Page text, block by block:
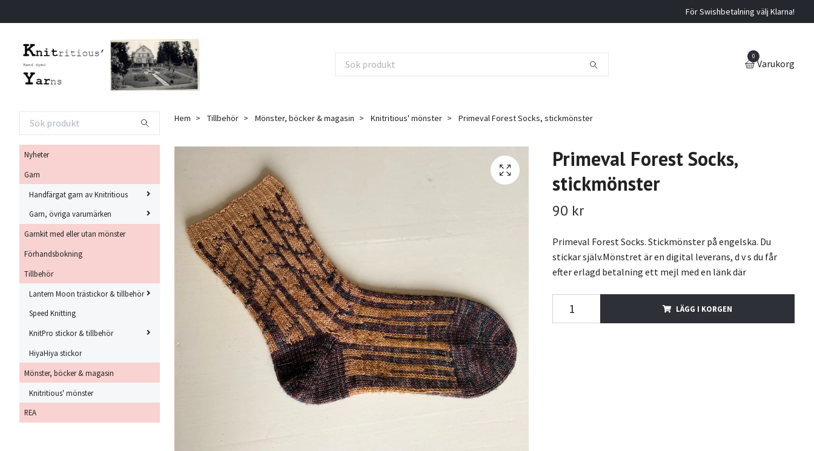
För Swishbetalning välj Klarna!
0
Varukorg
Nyheter
Garn
Handfärgat garn av Knitritious
Garn, övriga varumärken
Garnkit med eller utan mönster
Förhandsbokning
Tillbehör
Lantern Moon trästickor & tillbehör
Speed Knitting
KnitPro stickor & tillbehör
HiyaHiya stickor
Mönster, böcker & magasin
Knitritious' mönster
REA
Hem Tillbehör Mönster, böcker & magasin Knitritious' mönster Primeval Forest Socks, stickmönster
Primeval Forest Socks,
stickmönster
90 kr
Primeval Forest Socks. Stickmönster på engelska. Du
stickar själv.Mönstret är en digital leverans, d v s du får
efter erlagd betalning ett mejl med en länk där
LÄGG I KORGEN